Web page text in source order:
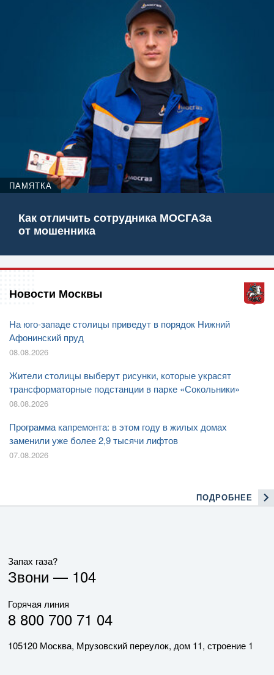
ПАМЯТКА
Как отличить сотрудника МОСГАЗа
от мошенника
Новости Москвы
На юго-западе столицы приведут в порядок Нижний
Афонинский пруд
08.08.2026
Жители столицы выберут рисунки, которые украсят
трансформаторные подстанции в парке «Сокольники»
08.08.2026
Программа капремонта: в этом году в жилых домах
заменили уже более 2,9 тысячи лифтов
07.08.2026
ПОДРОБНЕЕ
Запах газа?
Звони — 104
Горячая линия
8 800 700 71 04
105120 Москва, Мрузовский переулок, дом 11, строение 1